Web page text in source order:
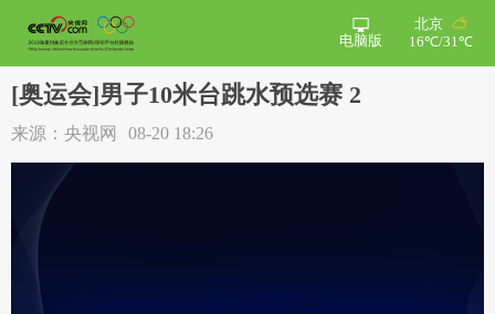
北京
16℃/31℃
电脑版
[奥运会]男子10米台跳水预选赛 2
来源：央视网 08-20 18:26